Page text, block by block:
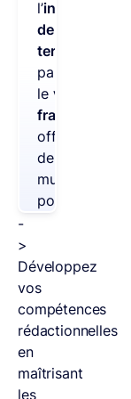
l’infinité
de
termes
par
le vocabulaire
francophone
offrent
de
multiples
possibilités.
-
>
Développez
vos
compétences
rédactionnelles
en
maîtrisant
les